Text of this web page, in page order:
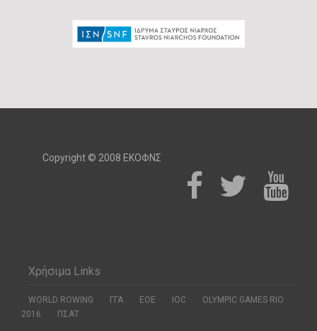
Copyright © 2008 ΕΚΟΦΝΣ
Χρήσιμα Links
WORLD ROWING ΓΓΑ ΕΟΕ ΙΟC
OLYMPIC GAMES RIO
2016
ΠΣΑΤ